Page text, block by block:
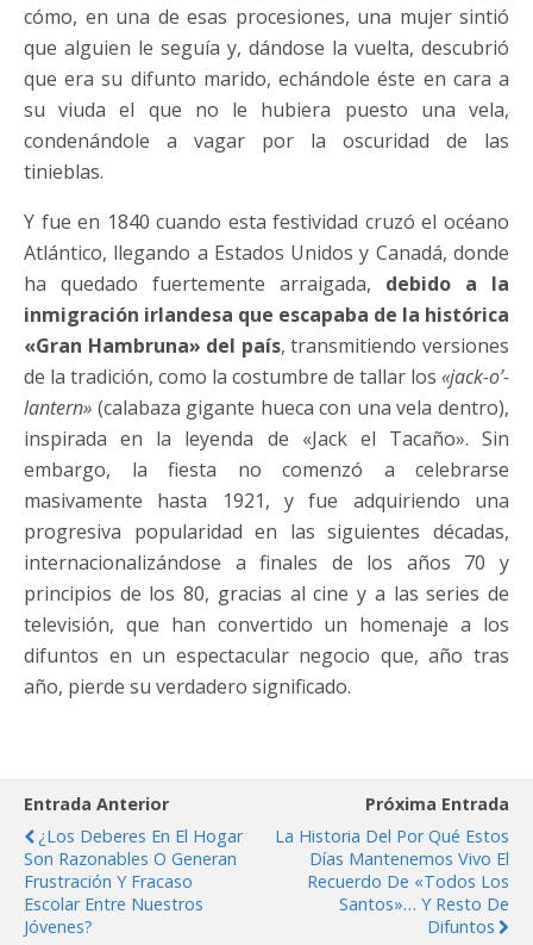
cómo, en una de esas procesiones, una mujer sintió
que alguien le seguía y, dándose la vuelta, descubrió
que era su difunto marido, echándole éste en cara a
su viuda el que no le hubiera puesto una vela,
condenándole a vagar por la oscuridad de las
tinieblas.
Y fue en 1840 cuando esta festividad cruzó el océano
Atlántico, llegando a Estados Unidos y Canadá, donde
ha quedado fuertemente arraigada, debido a la
inmigración irlandesa que escapaba de la histórica
«Gran Hambruna» del país, transmitiendo versiones
de la tradición, como la costumbre de tallar los «jack-o’-
lantern» (calabaza gigante hueca con una vela dentro),
inspirada en la leyenda de «Jack el Tacaño». Sin
embargo, la fiesta no comenzó a celebrarse
masivamente hasta 1921, y fue adquiriendo una
progresiva popularidad en las siguientes décadas,
internacionalizándose a finales de los años 70 y
principios de los 80, gracias al cine y a las series de
televisión, que han convertido un homenaje a los
difuntos en un espectacular negocio que, año tras
año, pierde su verdadero significado.
Entrada Anterior
¿Los Deberes En El Hogar
Son Razonables O Generan
Frustración Y Fracaso
Escolar Entre Nuestros
Jóvenes?
Próxima Entrada
La Historia Del Por Qué Estos
Días Mantenemos Vivo El
Recuerdo De «Todos Los
Santos»… Y Resto De
Difuntos